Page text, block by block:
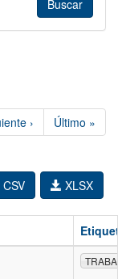
› Último »
XLSX
CSV